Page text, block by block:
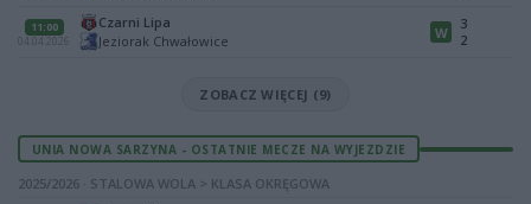
11:00
04.04.2026
Czarni Lipa
Jeziorak Chwałowice
W
3
2
ZOBACZ WIĘCEJ (9)
UNIA NOWA SARZYNA - OSTATNIE MECZE NA WYJEZDZIE
2025/2026 · STALOWA WOLA > KLASA OKRĘGOWA